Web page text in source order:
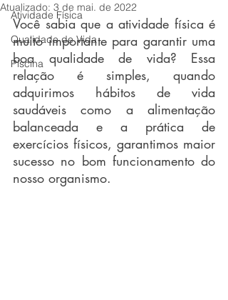
Atividade Física
Qualidade de Vida
Piscina
Atualizado: 3 de mai. de 2022
Você sabia que a atividade física é
muito importante para garantir uma
boa qualidade de vida? Essa
relação é simples, quando
adquirimos hábitos de vida
saudáveis como a alimentação
balanceada e a prática de
exercícios físicos, garantimos maior
sucesso no bom funcionamento do
nosso organismo.